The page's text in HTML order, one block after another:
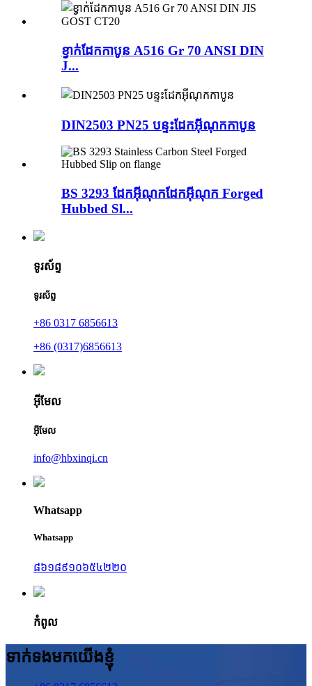
ខ្វាក់ដែកកាបូន A516 Gr 70 ANSI DIN
J...
DIN2503 PN25 បន្ទះដែកអ៊ីណុកកាបូន
BS 3293 ដែកអ៊ីណុកដែកអ៊ីណុក Forged
Hubbed Sl...
ទូរស័ព្ទ
ទូរស័ព្ទ
+86 0317 6856613
+86 (0317)6856613
អ៊ីមែល
អ៊ីមែល
info@hbxinqi.cn
Whatsapp
Whatsapp
៨៦១៨៩១០៦៥៤២២០
កំពូល
ទាក់ទងមកយើងខ្ញុំ